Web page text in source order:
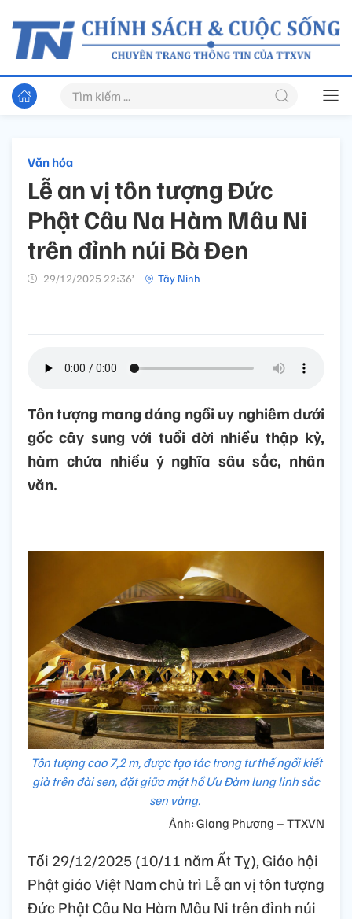
Văn hóa
Lễ an vị tôn tượng Đức
Phật Câu Na Hàm Mâu Ni
trên đỉnh núi Bà Đen
29/12/2025 22:36’ Tây Ninh
Tôn tượng mang dáng ngồi uy nghiêm dưới
gốc cây sung với tuổi đời nhiều thập kỷ,
hàm chứa nhiều ý nghĩa sâu sắc, nhân
văn.
Tôn tượng cao 7,2 m, được tạo tác trong tư thế ngồi kiết
già trên đài sen, đặt giữa mặt hồ Ưu Đàm lung linh sắc
sen vàng.
Ảnh: Giang Phương – TTXVN
Tối 29/12/2025 (10/11 năm Ất Tỵ), Giáo hội
Phật giáo Việt Nam chủ trì Lễ an vị tôn tượng
Đức Phật Câu Na Hàm Mâu Ni trên đỉnh núi